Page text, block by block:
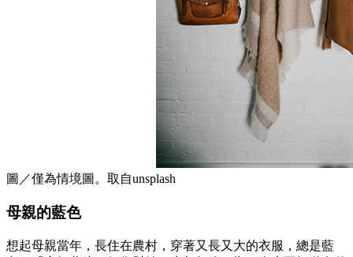
圖／僅為情境圖。取自unsplash
母親的藍色
想起母親當年，長住在農村，穿著又長又大的衣服，總是藍